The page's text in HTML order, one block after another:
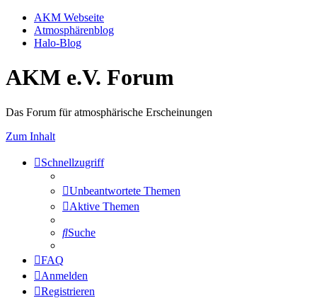
AKM Webseite
Atmosphärenblog
Halo-Blog
AKM e.V. Forum
Das Forum für atmosphärische Erscheinungen
Zum Inhalt
Schnellzugriff
Unbeantwortete Themen
Aktive Themen
Suche
FAQ
Anmelden
Registrieren